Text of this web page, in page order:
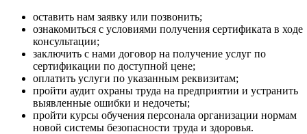
оставить нам заявку или позвонить;
ознакомиться с условиями получения сертификата в ходе
консультации;
заключить с нами договор на получение услуг по
сертификации по доступной цене;
оплатить услуги по указанным реквизитам;
пройти аудит охраны труда на предприятии и устранить
выявленные ошибки и недочеты;
пройти курсы обучения персонала организации нормам
новой системы безопасности труда и здоровья.